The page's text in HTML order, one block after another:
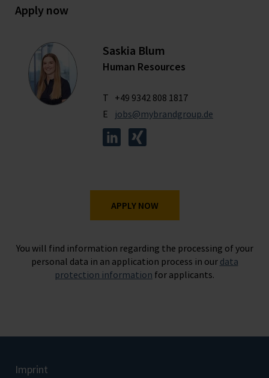
Apply now
Saskia Blum
Human Resources
T +49 9342 808 1817
E
jobs@mybrandgroup.de
APPLY NOW
You will find information regarding the processing of your
personal data in an application process in our data
protection information for applicants.
Imprint